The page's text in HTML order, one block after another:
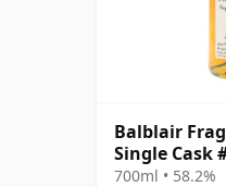
Balblair
Single Cask
700ml • 58.2%